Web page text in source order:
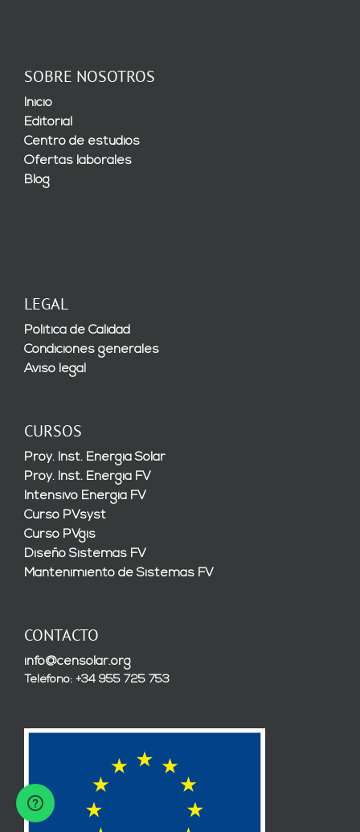
SOBRE NOSOTROS
Inicio
Editorial
Centro de estudios
Ofertas laborales
Blog
LEGAL
Política de Calidad
Condiciones generales
Aviso legal
CURSOS
Proy. Inst. Energía Solar
Proy. Inst. Energía FV
Intensivo Energía FV
Curso PVsyst
Curso PVgis
Diseño Sistemas FV
Mantenimiento de Sistemas FV
CONTACTO
info@censolar.org
Teléfono: +34 955 725 753